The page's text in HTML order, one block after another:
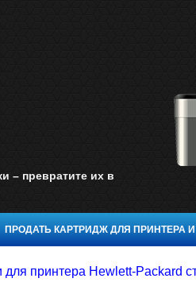
– превратите их в
ПРОДАТЬ КАРТРИДЖ ДЛЯ ПРИНТЕРА И
для принтера Hewlett-Packard